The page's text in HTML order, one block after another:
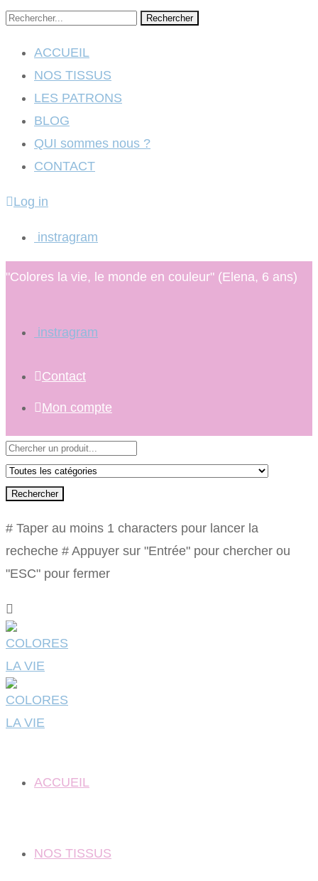
Rechercher
ACCUEIL
NOS TISSUS
LES PATRONS
BLOG
QUI sommes nous ?
CONTACT
Log in
instragram
"Colores la vie, le monde en couleur" (Elena, 6 ans)
instragram
Contact
Mon compte
Rechercher
# Taper au moins 1 characters pour lancer la
recheche # Appuyer sur "Entrée" pour chercher ou
"ESC" pour fermer
ACCUEIL
NOS TISSUS